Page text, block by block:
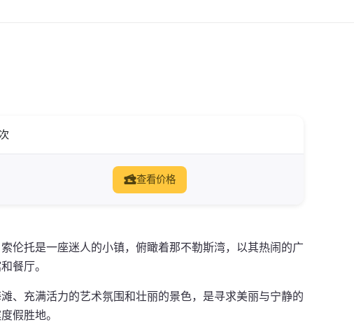
查看价格
伦托是一座迷人的小镇，俯瞰着那不勒斯湾，以其热闹的广
餐厅。
、充满活力的艺术氛围和壮丽的景色，是寻求美丽与宁静的
假胜地。